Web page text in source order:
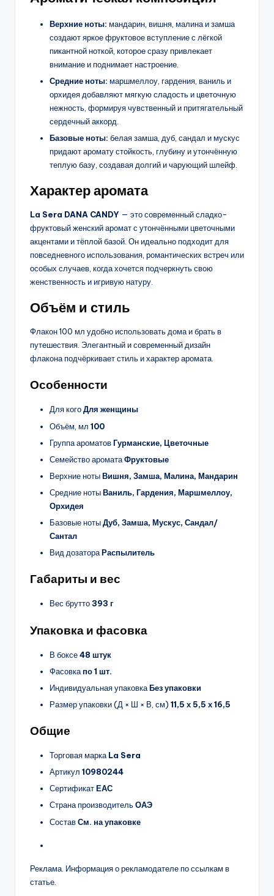
Верхние ноты: мандарин, вишня, малина и замша
создают яркое фруктовое вступление с лёгкой
пикантной ноткой, которое сразу привлекает
внимание и поднимает настроение.
Средние ноты: маршмеллоу, гардения, ваниль и
орхидея добавляют мягкую сладость и цветочную
нежность, формируя чувственный и притягательный
сердечный аккорд.
Базовые ноты: белая замша, дуб, сандал и мускус
придают аромату стойкость, глубину и утончённую
теплую базу, создавая долгий и чарующий шлейф.
Характер аромата
La Sera DANA CANDY — это современный сладко-
фруктовый женский аромат с утончёнными цветочными
акцентами и тёплой базой. Он идеально подходит для
повседневного использования, романтических встреч или
особых случаев, когда хочется подчеркнуть свою
женственность и игривую натуру.
Объём и стиль
Флакон 100 мл удобно использовать дома и брать в
путешествия. Элегантный и современный дизайн
флакона подчёркивает стиль и характер аромата.
Особенности
Для когоДля женщины
Объём, мл 100
Группа ароматовГурманские, Цветочные
Семейство ароматаФруктовые
Верхние нотыВишня, Замша, Малина, Мандарин
Средние нотыВаниль, Гардения, Маршмеллоу,
Орхидея
Базовые нотыДуб, Замша, Мускус, Сандал/
Сантал
Вид дозатораРаспылитель
Габариты и вес
Вес брутто393 г
Упаковка и фасовка
В боксе48 штук
Фасовкапо 1 шт.
Индивидуальная упаковкаБез упаковки
Размер упаковки (Д × Ш × В, см) 11,5 х 5,5 х 16,5
Общие
Торговая марка La Sera
Артикул 10980244
СертификатЕАС
Страна производительОАЭ
СоставСм. на упаковке
Реклама. Информация о рекламодателе по ссылкам в
статье.